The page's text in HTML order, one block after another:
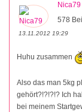
Nica79
578
13.11.2012 19:29
Huhu zusammen
Also das man 5kg
gehört?!?!?!? Ich
bei meinem